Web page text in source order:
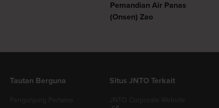
Pemandian Air Panas
(Onsen) Zao
Tautan Berguna Situs JNTO Terkait